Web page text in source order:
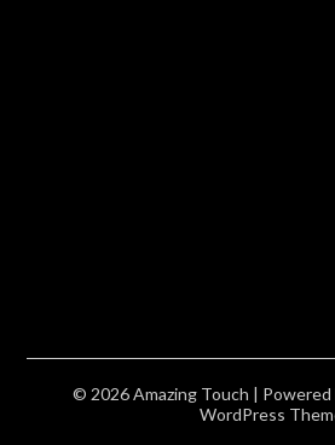
© 2026 Amazing Touch | Powered
WordPress